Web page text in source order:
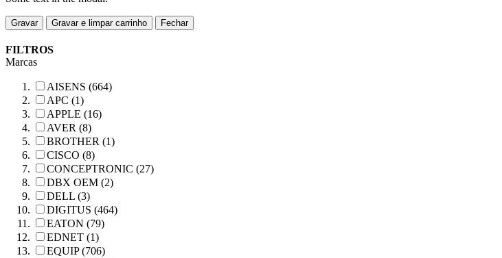
Gravar Gravar e limpar carrinho Fechar
FILTROS
Marcas
AISENS (664)
APC (1)
APPLE (16)
AVER (8)
BROTHER (1)
CISCO (8)
CONCEPTRONIC (27)
DBX OEM (2)
DELL (3)
DIGITUS (464)
EATON (79)
EDNET (1)
EQUIP (706)